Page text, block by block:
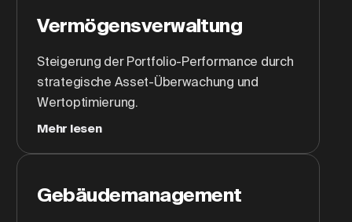
Vermögensverwaltung
Steigerung der Portfolio-Performance durch
strategische Asset-Überwachung und
Wertoptimierung.
Mehr lesen
Gebäudemanagement